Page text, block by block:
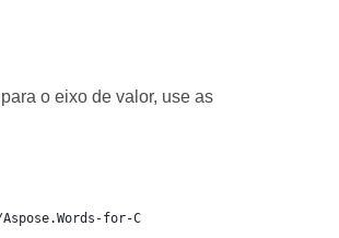
o eixo de valor, use as
for-C